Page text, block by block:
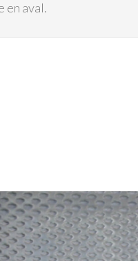
en aval.